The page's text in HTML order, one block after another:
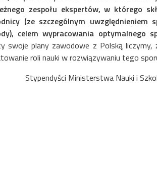
zespołu ekspertów, w którego
(ze szczególnym
celem wypracowania optymalnego
swoje plany zawodowe z Polską
roli nauki w rozwiązywaniu tego
Stypendyści Ministerstwa Nauki i